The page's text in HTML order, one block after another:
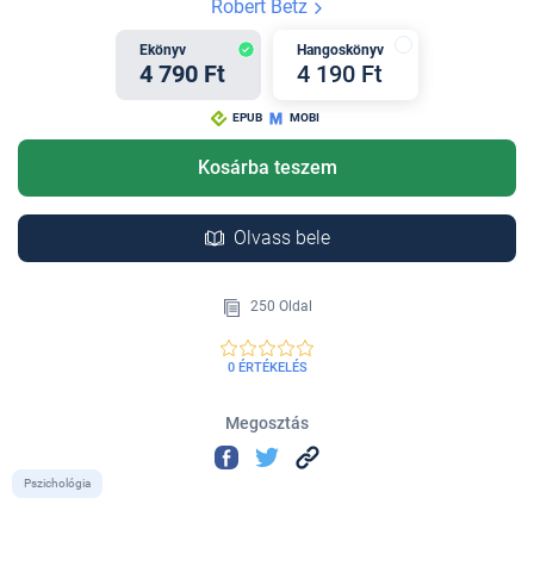
Robert Betz
Ekönyv
4 790 Ft
Hangoskönyv
4 190 Ft
EPUB MOBI
Kosárba teszem
Olvass bele
250 Oldal
0 ÉRTÉKELÉS
Megosztás
Pszichológia